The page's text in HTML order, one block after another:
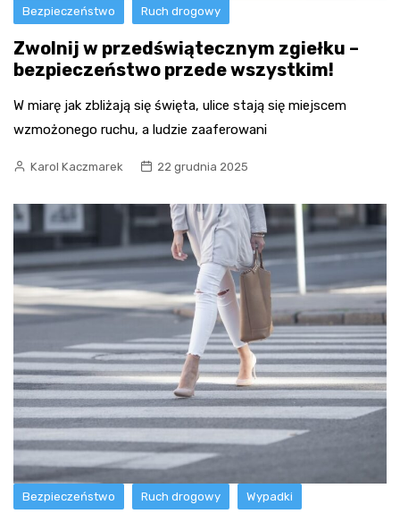
Bezpieczeństwo Ruch drogowy
Zwolnij w przedświątecznym zgiełku –
bezpieczeństwo przede wszystkim!
W miarę jak zbliżają się święta, ulice stają się miejscem
wzmożonego ruchu, a ludzie zaaferowani
Karol Kaczmarek 22 grudnia 2025
Bezpieczeństwo Ruch drogowy Wypadki